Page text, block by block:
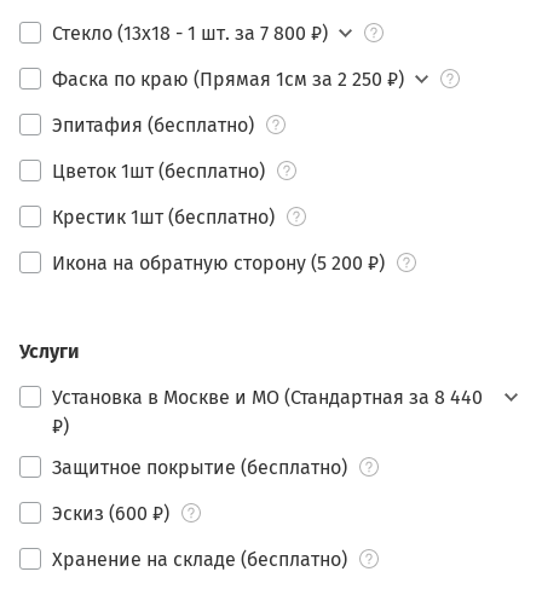
Стекло (13х18 - 1 шт. за 7 800 ₽)
Фаска по краю (Прямая 1см за 2 250 ₽)
Эпитафия (бесплатно)
Цветок 1шт (бесплатно)
Крестик 1шт (бесплатно)
Икона на обратную сторону (5 200 ₽)
Услуги
Установка в Москве и МО (Стандартная за 8 440
₽)
Защитное покрытие (бесплатно)
Эскиз (600 ₽)
Хранение на складе (бесплатно)